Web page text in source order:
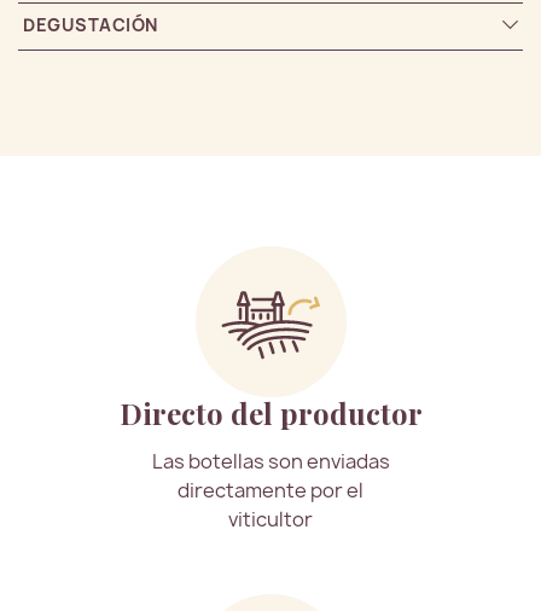
DEGUSTACIÓN
Directo del productor
Las botellas son enviadas
directamente por el
viticultor